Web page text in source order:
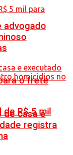
o frete
R$ 5 mil
advogado
de casa e
registra